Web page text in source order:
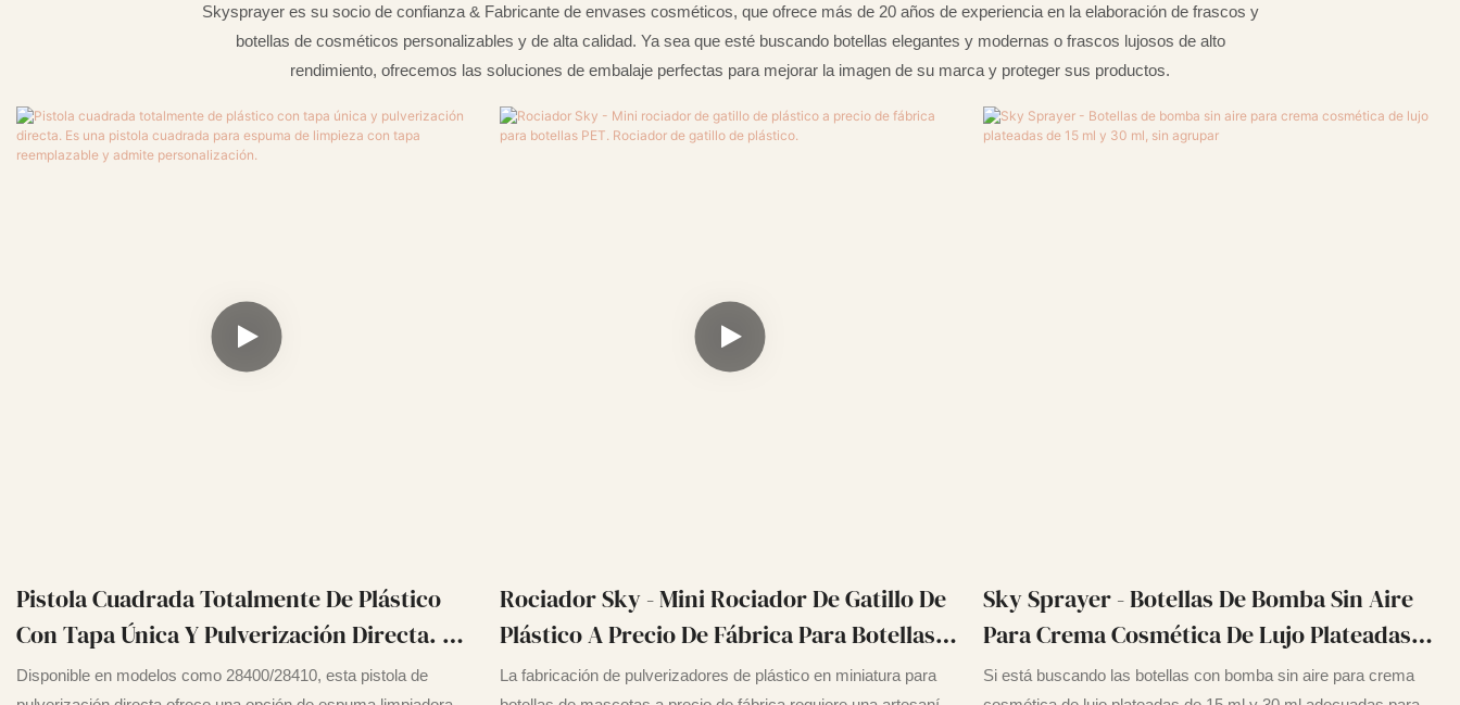
Skysprayer es su socio de confianza & Fabricante de envases cosméticos, que ofrece más de 20 años de experiencia en la elaboración de frascos y
botellas de cosméticos personalizables y de alta calidad. Ya sea que esté buscando botellas elegantes y modernas o frascos lujosos de alto
rendimiento, ofrecemos las soluciones de embalaje perfectas para mejorar la imagen de su marca y proteger sus productos.
Pistola Cuadrada Totalmente De Plástico
Con Tapa Única Y Pulverización Directa. Es
Una Pistola Cuadrada Para Espuma De
Disponible en modelos como 28400/28410, esta pistola de
Rociador Sky - Mini Rociador De Gatillo De
Plástico A Precio De Fábrica Para Botellas
PET. Rociador De Gatillo De Plástico.
La fabricación de pulverizadores de plástico en miniatura para
Sky Sprayer - Botellas De Bomba Sin Aire
Para Crema Cosmética De Lujo Plateadas
De 15 Ml Y 30 Ml, Sin Agrupar
Si está buscando las botellas con bomba sin aire para crema